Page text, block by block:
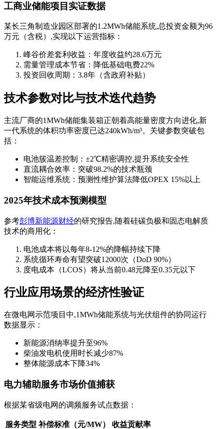
工商业储能项目实证数据
某长三角制造业园区部署的1.2MWh储能系统,总投资金额为96
万元（含税）,实现以下运营指标：
峰谷价差套利收益：年度收益约28.6万元
需量管理成本节省：降低基础电费22%
投资回收周期：3.8年（含政府补贴）
技术参数对比与技术迭代趋势
主流厂商的1MWh储能集装箱正朝着高能量密度方向进化,新
一代系统的体积功率密度已达240kWh/m³。关键参数突破包
括：
电池簇温差控制：±2℃精密调控,提升系统安全性
直流耦合效率：突破98.2%的技术瓶颈
智能运维系统：预测性维护算法降低OPEX 15%以上
2025年技术成本预测模型
参考彭博新能源财经的研究报告,随着硅碳负极和固态电解质
技术的商用化：
电池成本将以每年8-12%的降幅持续下降
系统循环寿命有望突破12000次（DoD 90%）
度电成本（LCOS）将从当前0.48元降至0.35元以下
行业应用场景的经济性验证
在微电网示范项目中,1MWh储能系统与光伏组件的协同运行
数据显示：
新能源消纳率提升至96%
柴油发电机使用时长减少87%
整体能源成本下降34%
电力辅助服务市场价值捕获
根据某省级电网的调频服务试点数据：
服务类型 补偿标准（元/MW）
收益贡献率